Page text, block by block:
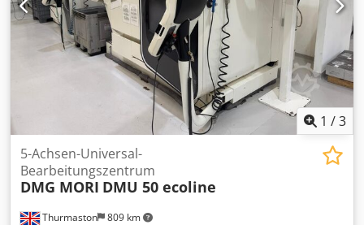
1 /3
Thurmaston 809 km
5-Achsen-Universal-
Bearbeitungszentrum
DMG MORI DMU 50 ecoline